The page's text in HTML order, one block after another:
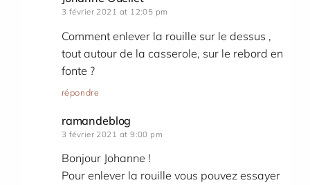
3 février 2021 at 12:05 pm
Comment enlever la rouille sur le dessus ,
tout autour de la casserole, sur le rebord en
fonte ?
répondre
ramandeblog
3 février 2021 at 9:00 pm
Bonjour Johanne !
Pour enlever la rouille vous pouvez essayer